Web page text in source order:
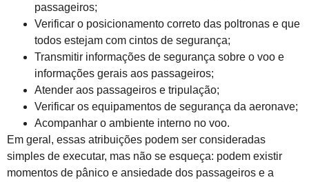
passageiros;
Verificar o posicionamento correto das poltronas e que
todos estejam com cintos de segurança;
Transmitir informações de segurança sobre o voo e
informações gerais aos passageiros;
Atender aos passageiros e tripulação;
Verificar os equipamentos de segurança da aeronave;
Acompanhar o ambiente interno no voo.
Em geral, essas atribuições podem ser consideradas
simples de executar, mas não se esqueça: podem existir
momentos de pânico e ansiedade dos passageiros e a